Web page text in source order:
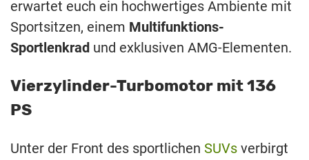
erwartet euch ein hochwertiges Ambiente mit
Sportsitzen, einem Multifunktions-
Sportlenkrad und exklusiven AMG-Elementen.
Vierzylinder-Turbomotor mit 136
PS
Unter der Front des sportlichen SUVs verbirgt